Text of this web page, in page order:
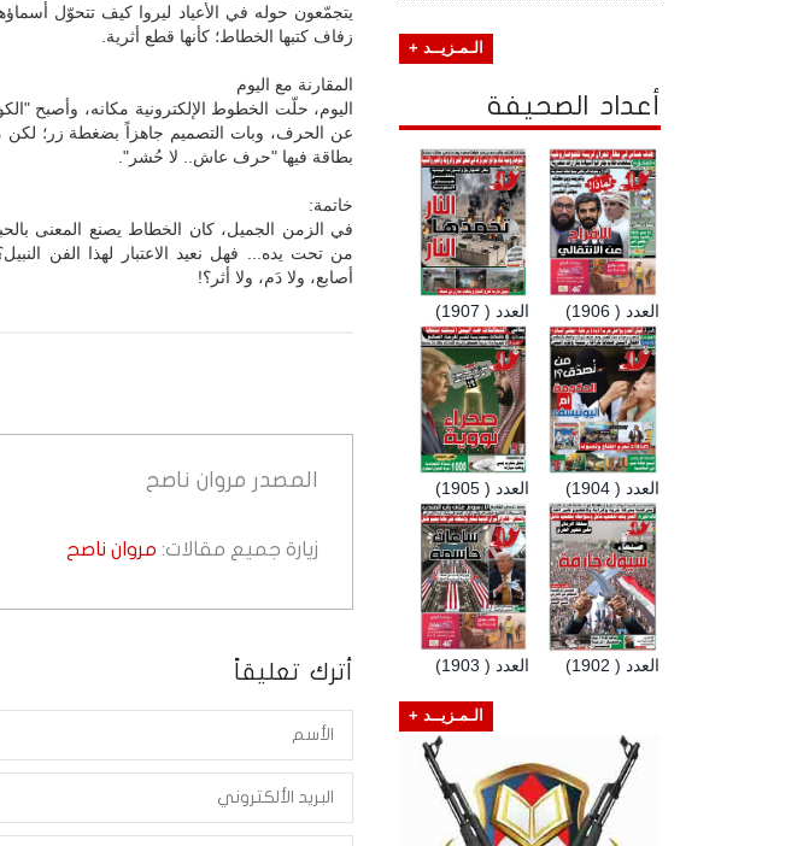
يتجمّعون حوله في الأعياد ليروا كيف تتحوّل
زفاف كتبها الخطاط؛ كأنها قطع أثرية.
المقارنة مع اليوم
اليوم، حلّت الخطوط الإلكترونية مكانه، وأصبح
عن الحرف، وبات التصميم جاهزاً بضغطة زر؛
بطاقة فيها "حرف عاش.. لا حُشر".
خاتمة:
في الزمن الجميل، كان الخطاط يصنع المعنى
من تحت يده... فهل نعيد الاعتبار لهذا الفن
أصابع، ولا دَم، ولا أثر؟!
المصدر مروان ناصح
زيارة جميع مقالات: مروان ناصح
أترك تعليقاً
الـمـزيــد +
أعداد الصحيفة
العدد ( 1907) العدد ( 1906)
العدد ( 1905) العدد ( 1904)
العدد ( 1903) العدد ( 1902)
الـمـزيــد +